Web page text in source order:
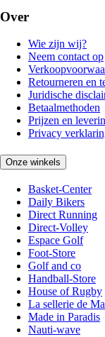
Over
Wie zijn wij?
Neem contact op
Retourneren en
Juridische
Betaalmethoden
Prijzen en
Privacy
Onze winkels
Basket-Center
Daily Bikers
Direct Running
Direct-Volley
Espace Golf
Foot-Store
Golf and co
Handball-Store
House of Rugby
La sellerie de
Made in Paradis
Nauti-wave